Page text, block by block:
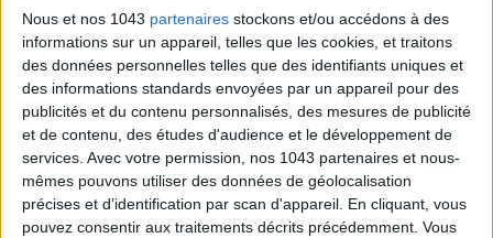
Nous et nos 1043 partenaires stockons et/ou accédons à des
informations sur un appareil, telles que les cookies, et traitons
des données personnelles telles que des identifiants uniques et
des informations standards envoyées par un appareil pour des
publicités et du contenu personnalisés, des mesures de publicité
et de contenu, des études d'audience et le développement de
services. Avec votre permission, nos 1043 partenaires et nous-
mêmes pouvons utiliser des données de géolocalisation
précises et d’identification par scan d'appareil. En cliquant, vous
pouvez consentir aux traitements décrits précédemment. Vous